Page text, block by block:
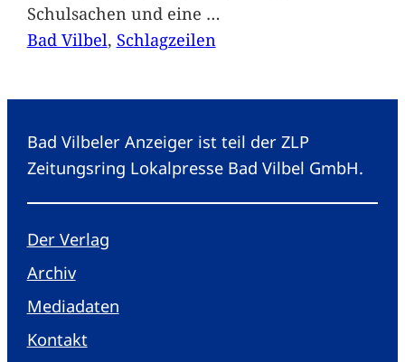
Schulsachen und eine …
Bad Vilbel, Schlagzeilen
Bad Vilbeler Anzeiger ist teil der ZLP
Zeitungsring Lokalpresse Bad Vilbel GmbH.
Der Verlag
Archiv
Mediadaten
Kontakt